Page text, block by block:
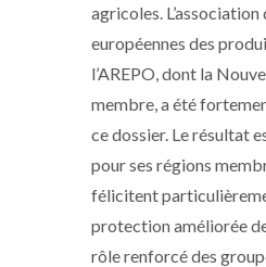
agricoles. L’association
européennes des
l’AREPO, dont la
membre, a été
ce dossier. Le résultat
pour ses régions
félicitent
protection améliorée
rôle renforcé des